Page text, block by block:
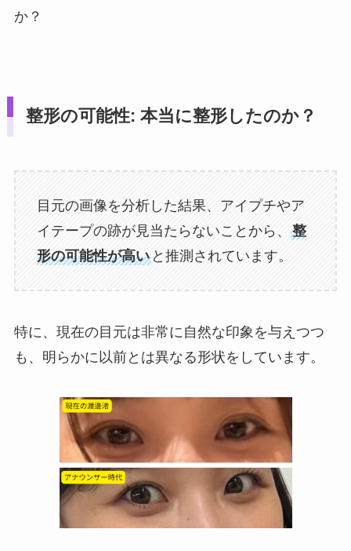
か？
整形の可能性: 本当に整形したのか？
目元の画像を分析した結果、アイプチやア
イテープの跡が見当たらないことから、 整
形の可能性が高いと推測されています。
特に、現在の目元は非常に自然な印象を与えつつ
も、明らかに以前とは異なる形状をしています。